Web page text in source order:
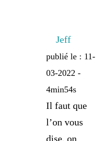
Jeff
publié le : 11-
03-2022 -
4min54s
Il faut que
l’on vous
dise, on